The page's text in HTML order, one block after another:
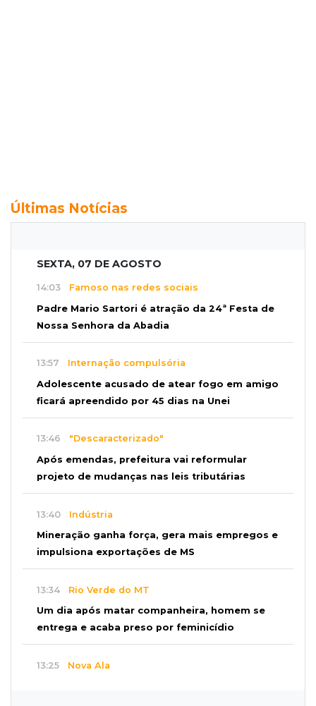
Últimas Notícias
SEXTA, 07 DE AGOSTO
14:03 Famoso nas redes sociais
Padre Mario Sartori é atração da 24ª Festa de
Nossa Senhora da Abadia
13:57 Internação compulsória
Adolescente acusado de atear fogo em amigo
ficará apreendido por 45 dias na Unei
13:46 "Descaracterizado"
Após emendas, prefeitura vai reformular
projeto de mudanças nas leis tributárias
13:40 Indústria
Mineração ganha força, gera mais empregos e
impulsiona exportações de MS
13:34 Rio Verde do MT
Um dia após matar companheira, homem se
entrega e acaba preso por feminicídio
13:25 Nova Ala